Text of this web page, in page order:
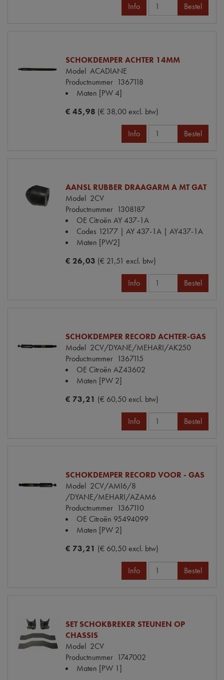
Info Bestel
SCHOKDEMPER ACHTER 14MM
Model ACADIANE
Productnummer 1367118
Maten [PW 4]
€ 45,98 (€ 38,00 excl. btw)
Info Bestel
AANSL RUBBER DRAAGARM A MT GAT
Model 2CV
Productnummer 1308187
OE Citroën AY 437-1A
Codes 12177 | AY 437-1A | AY437-1A
Maten [PW2]
€ 26,03 (€ 21,51 excl. btw)
Info Bestel
SCHOKDEMPER RECORD ACHTER-GAS
Model 2CV/DYANE/MEHARI/AK250
Productnummer 1367115
OE Citroën AZ43602
Maten [PW 2]
€ 73,21 (€ 60,50 excl. btw)
Info Bestel
SCHOKDEMPER RECORD VOOR - GAS
Model 2CV/AMI6/8
/DYANE/MEHARI/AZAM6
Productnummer 1367110
OE Citroën 95494099
Maten [PW 2]
€ 73,21 (€ 60,50 excl. btw)
Info Bestel
SET SCHOKBREKER STEUNEN OP
CHASSIS
Model 2CV
Productnummer 1747002
Maten [PW 1]